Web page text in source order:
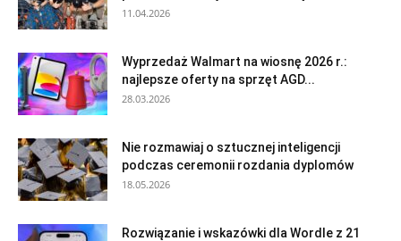
11.04.2026
Wyprzedaż Walmart na wiosnę 2026 r.:
najlepsze oferty na sprzęt AGD...
28.03.2026
Nie rozmawiaj o sztucznej inteligencji
podczas ceremonii rozdania dyplomów
18.05.2026
Rozwiązanie i wskazówki dla Wordle z 21